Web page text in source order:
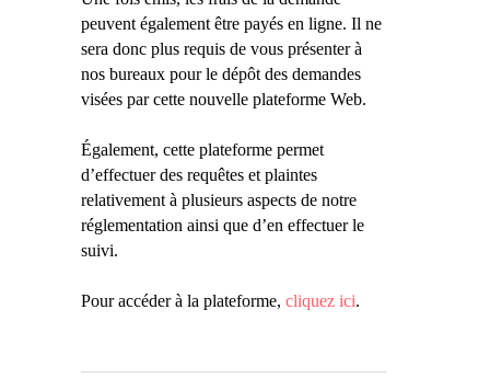
peuvent également être payés en ligne. Il ne
sera donc plus requis de vous présenter à
nos bureaux pour le dépôt des demandes
visées par cette nouvelle plateforme Web.
Également, cette plateforme permet
d’effectuer des requêtes et plaintes
relativement à plusieurs aspects de notre
réglementation ainsi que d’en effectuer le
suivi.
Pour accéder à la plateforme, cliquez ici.